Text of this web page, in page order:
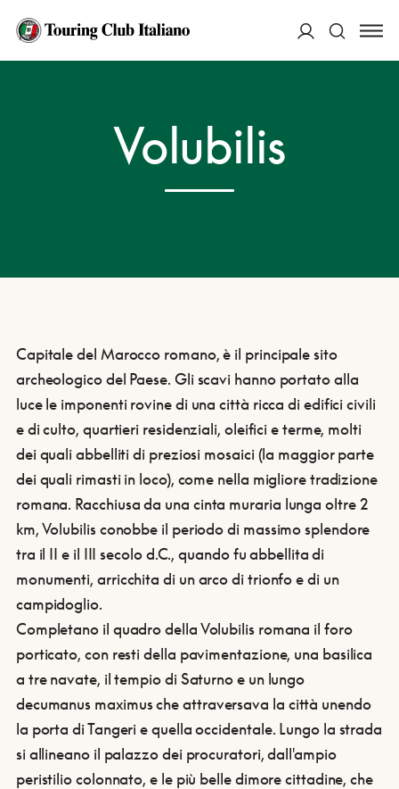
HOME
Volubilis
Capitale del Marocco romano, è il principale sito
archeologico del Paese. Gli scavi hanno portato alla
luce le imponenti rovine di una città ricca di edifici civili
e di culto, quartieri residenziali, oleifici e terme, molti
dei quali abbelliti di preziosi mosaici (la maggior parte
dei quali rimasti in loco), come nella migliore tradizione
romana. Racchiusa da una cinta muraria lunga oltre 2
km, Volubilis conobbe il periodo di massimo splendore
tra il II e il III secolo d.C., quando fu abbellita di
monumenti, arricchita di un arco di trionfo e di un
campidoglio.
Completano il quadro della Volubilis romana il foro
porticato, con resti della pavimentazione, una basilica
a tre navate, il tempio di Saturno e un lungo
decumanus maximus che attraversava la città unendo
la porta di Tangeri e quella occidentale. Lungo la strada
si allineano il palazzo dei procuratori, dall'ampio
peristilio colonnato, e le più belle dimore cittadine, che